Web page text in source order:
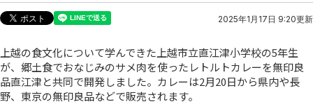
2025年1月17日 9:20更新
上越の食文化について学んできた上越市立直江津小学校の5年生
が、郷土食でおなじみのサメ肉を使ったレトルトカレーを無印良
品直江津と共同で開発しました。カレーは2月20日から県内や長
野、東京の無印良品などで販売されます。